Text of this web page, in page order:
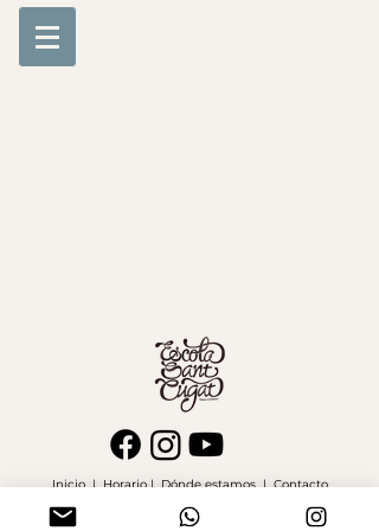
Inicio|Horario|Dónde estamos|Contacto
Política de privacidad | Aviso legal | Accesibilidad
© 2025 Escola Sant Cugat .Todos los derechos Reservados